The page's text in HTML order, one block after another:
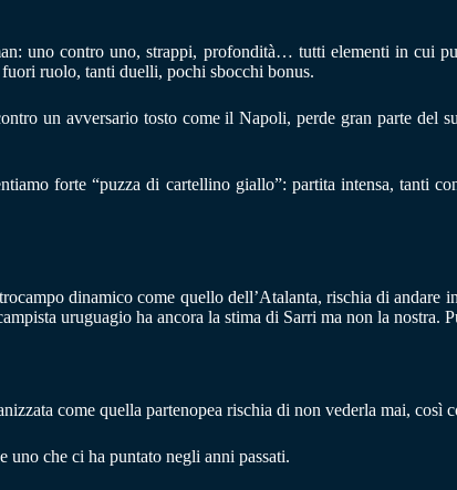
uno contro uno, strappi, profondità… tutti elementi in cui
ruolo, tanti duelli, pochi sbocchi bonus.
un avversario tosto come il Napoli, perde gran parte del
forte “puzza di cartellino giallo”: partita intensa, tanti
dinamico come quello dell’Atalanta, rischia di
uruguagio ha ancora la stima di Sarri ma non la
come quella partenopea rischia di non vederla mai, così
uno che ci ha puntato negli anni passati.